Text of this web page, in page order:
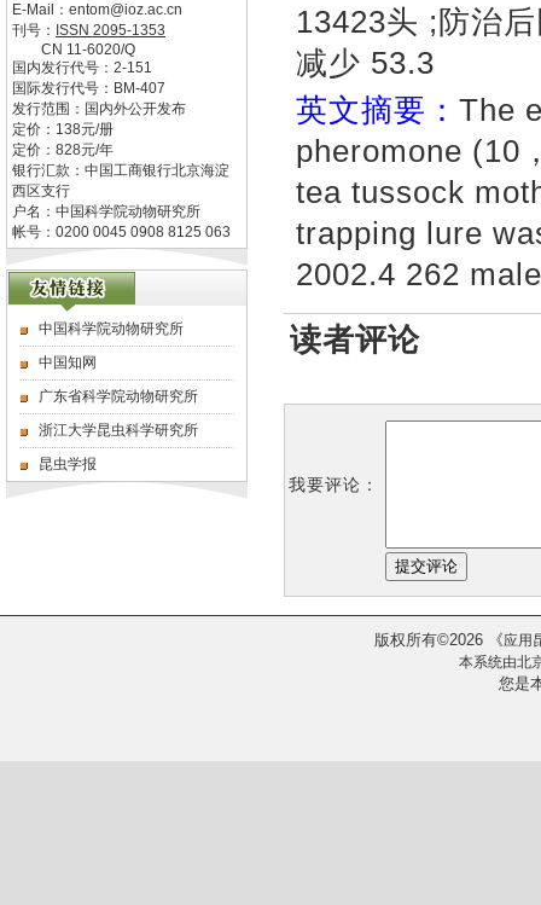
E-Mail： entom@ioz.ac.cn
刊号： ISSN 2095-1353
CN 11-6020/Q
国内发行代号： 2-151
国际发行代号： BM-407
发行范围：国内外公开发布
定价： 138元/册
定价： 828元/年
银行汇款：中国工商银行北京海淀
西区支行
户名：中国科学院动物研究所
帐号：0200 0045 0908 8125 063
中国科学院动物研究所
中国知网
广东省科学院动物研究所
浙江大学昆虫科学研究所
昆虫学报
13423头 ;防治
减少 53.3
英文摘要： The
pheromone (10
tea tussock
trapping lure
2002.4 262
读者评论
我要评论：
版权所有©2026 《应用
本系统由北
您是